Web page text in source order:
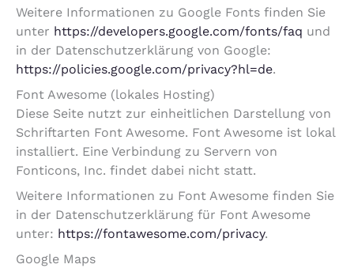
Weitere Informationen zu Google Fonts finden Sie
unter https://developers.google.com/fonts/faq und
in der Datenschutzerklärung von Google:
https://policies.google.com/privacy?hl=de.
Font Awesome (lokales Hosting)
Diese Seite nutzt zur einheitlichen Darstellung von
Schriftarten Font Awesome. Font Awesome ist lokal
installiert. Eine Verbindung zu Servern von
Fonticons, Inc. findet dabei nicht statt.
Weitere Informationen zu Font Awesome finden Sie
in der Datenschutzerklärung für Font Awesome
unter: https://fontawesome.com/privacy.
Google Maps